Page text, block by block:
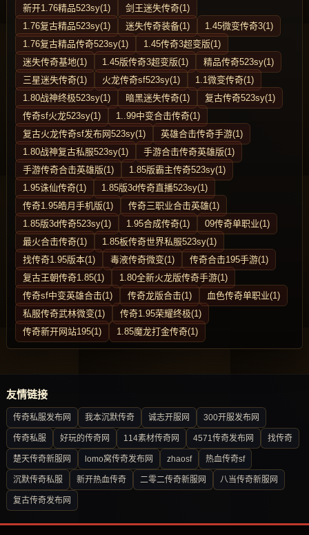
新开1.76精品523sy(1)
剑王迷失传奇(1)
1.76复古精品523sy(1)
迷失传奇装备(1)
1.45微变传奇3(1)
1.76复古精品传奇523sy(1)
1.45传奇3超变版(1)
迷失传奇基地(1)
1.45版传奇3超变版(1)
精品传奇523sy(1)
三星迷失传奇(1)
火龙传奇sf523sy(1)
1.1微变传奇(1)
1.80战神终极523sy(1)
暗黑迷失传奇(1)
复古传奇523sy(1)
传奇sf火龙523sy(1)
1..99中变合击传奇(1)
复古火龙传奇sf发布网523sy(1)
英雄合击传奇手游(1)
1.80战神复古私服523sy(1)
手游合击传奇英雄版(1)
手游传奇合击英雄版(1)
1.85版霸主传奇523sy(1)
1.95诛仙传奇(1)
1.85版3d传奇直播523sy(1)
传奇1.95皓月手机版(1)
传奇三职业合击英雄(1)
1.85版3d传奇523sy(1)
1.95合成传奇(1)
09传奇单职业(1)
最火合击传奇(1)
1.85板传奇世界私服523sy(1)
找传奇1.95版本(1)
毒液传奇微变(1)
传奇合击195手游(1)
复古王朝传奇1.85(1)
1.80全新火龙版传奇手游(1)
传奇sf中变英雄合击(1)
传奇龙版合击(1)
血色传奇单职业(1)
私服传奇武林微变(1)
传奇1.95荣耀终极(1)
传奇新开网站195(1)
1.85魔龙打金传奇(1)
友情链接
传奇私服发布网 我本沉默传奇 诚志开服网 300开服发布网
传奇私服 好玩的传奇网 114素材传奇网 4571传奇发布网 找传奇
楚天传奇新服网 lomo窝传奇发布网 zhaosf 热血传奇sf
沉默传奇私服 新开热血传奇 二零二传奇新服网 八当传奇新服网
复古传奇发布网